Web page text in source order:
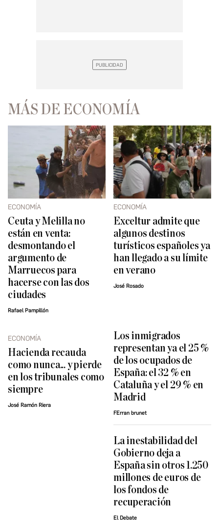
MÁS DE ECONOMÍA
ECONOMÍA
Ceuta y Melilla no
están en venta:
desmontando el
argumento de
Marruecos para
hacerse con las dos
ciudades
Rafael Pampillón
ECONOMÍA
Exceltur admite que
algunos destinos
turísticos españoles ya
han llegado a su límite
en verano
José Rosado
ECONOMÍA
Hacienda recauda
como nunca... y pierde
en los tribunales como
siempre
José Ramón Riera
Los inmigrados
representan ya el 25 %
de los ocupados de
España: el 32 % en
Cataluña y el 29 % en
Madrid
FErran brunet
La inestabilidad del
Gobierno deja a
España sin otros 1.250
millones de euros de
los fondos de
recuperación
El Debate